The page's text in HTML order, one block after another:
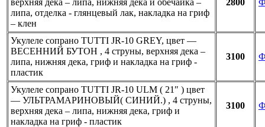
липа, отделка - глянцевый лак, накладка на гриф
– клен
Укулеле сопрано TUTTI JR-10 GREY, цвет —
ВЕСЕННИЙ БУТОН , 4 струны, верхняя дека –
липа, нижняя дека, гриф и накладка на гриф -
пластик
3100
Укулеле сопрано TUTTI JR-10 ULM ( 21″ ) цвет
— УЛЬТРАМАРИНОВЫЙ( СИНИЙ.) , 4 струны,
верхняя дека – липа, нижняя дека, гриф и
накладка на гриф - пластик
3100